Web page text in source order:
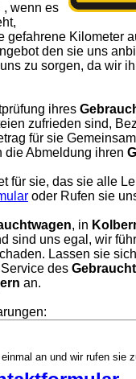
, wenn es
Kilometer
den sie uns
zu sorgen, da wir
ihres
zufrieden sind,
für sie
die Abmeldung ihren
für sie, das sie alle
oder Rufen sie
, in
sind uns egal, wir
Lassen sie
des
an.
an und wir rufen sie